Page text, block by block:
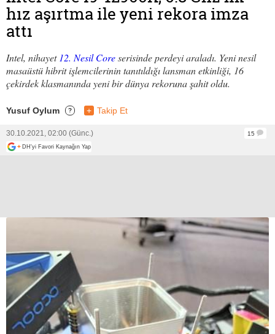
hız aşırtma ile yeni rekora imza
attı
Intel, nihayet12. Nesil Coreserisinde perdeyi araladı. Yeni nesil
masaüstü hibrit işlemcilerinin tanıtıldığı lansman etkinliği, 16
çekirdek klasmanında yeni bir dünya rekoruna şahit oldu.
Yusuf Oylum ? + Takip Et
30.10.2021, 02:00 (Günc.)
15
+ DH'yi Favori Kaynağın Yap